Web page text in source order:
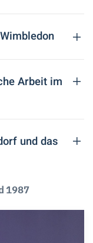
Arbeit im
und das
1987